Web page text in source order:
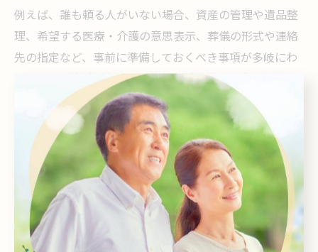
例えば、誰も頼る人がいない場合、資産の管理や遺品整
理、希望する医療・介護の意思表示、葬儀の形式や連絡
先の指定など、事前に準備しておくべき事項が多岐にわ
たります。終活を先急ぐことで、将来的な不安を解消
し、自分らしい生き方や最期を実現できるのです。
身元保証や死後事務手続きの終活対策法
身元保証や死後事務手続きは、おひとりさまにとって大
きな壁となることが多い分野です。高齢者施設や病院へ
の入所時には、身元保証人が求められるケースが一般的
ですが、家族がいない場合は専門の身元保証サービスや